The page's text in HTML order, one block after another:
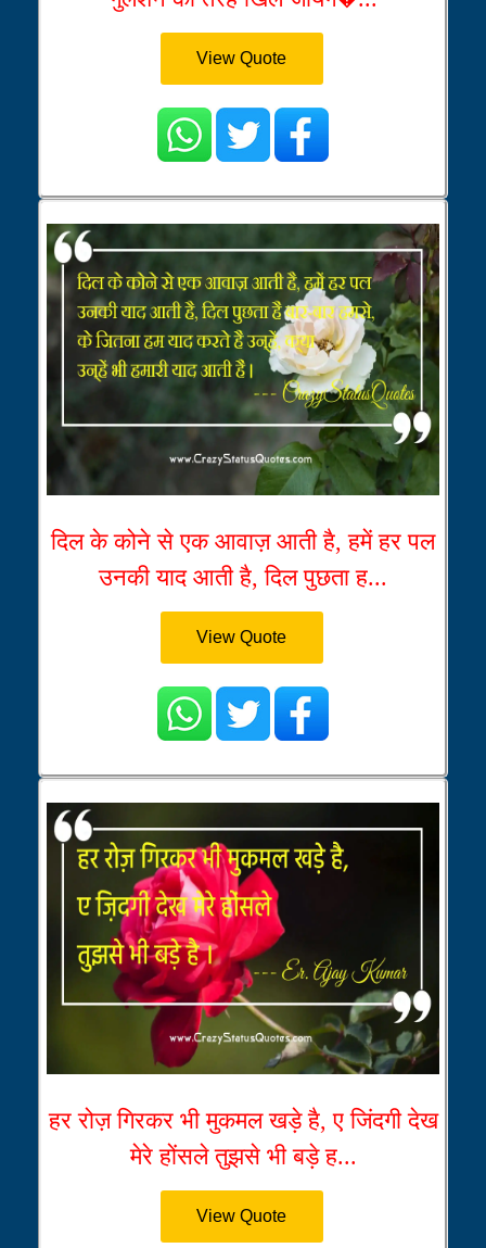
View Quote
दिल के कोने से एक आवाज़ आती है, हमें हर पल
उनकी याद आती है, दिल पुछता ह...
View Quote
हर रोज़ गिरकर भी मुकमल खड़े है, ए जिंदगी देख
मेरे होंसले तुझसे भी बड़े ह...
View Quote